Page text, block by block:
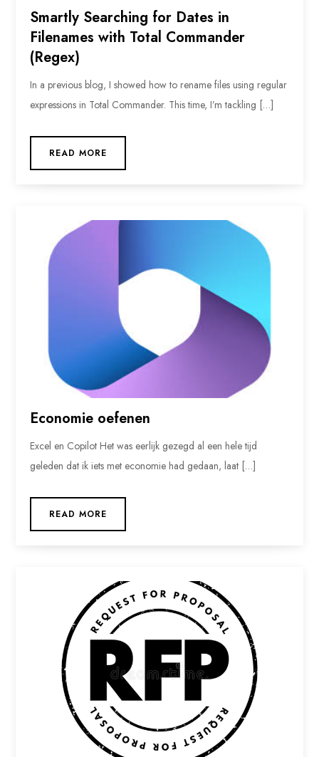
Smartly Searching for Dates in
Filenames with Total Commander
(Regex)
In a previous blog, I showed how to rename files using regular
expressions in Total Commander. This time, I’m tackling […]
READ MORE
Economie oefenen
Excel en Copilot Het was eerlijk gezegd al een hele tijd
geleden dat ik iets met economie had gedaan, laat […]
READ MORE